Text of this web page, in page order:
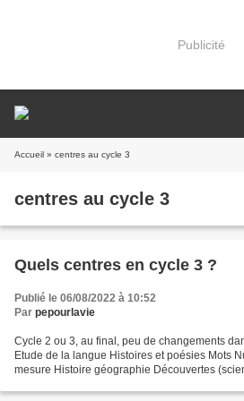
Publicité
Accueil » centres au cycle 3
centres au cycle 3
Quels centres en cycle 3 ?
Publié le 06/08/2022 à 10:52
Par pepourlavie
Cycle 2 ou 3, au final, peu de changements
Etude de la langue Histoires et poésies Mots
mesure Histoire géographie Découvertes